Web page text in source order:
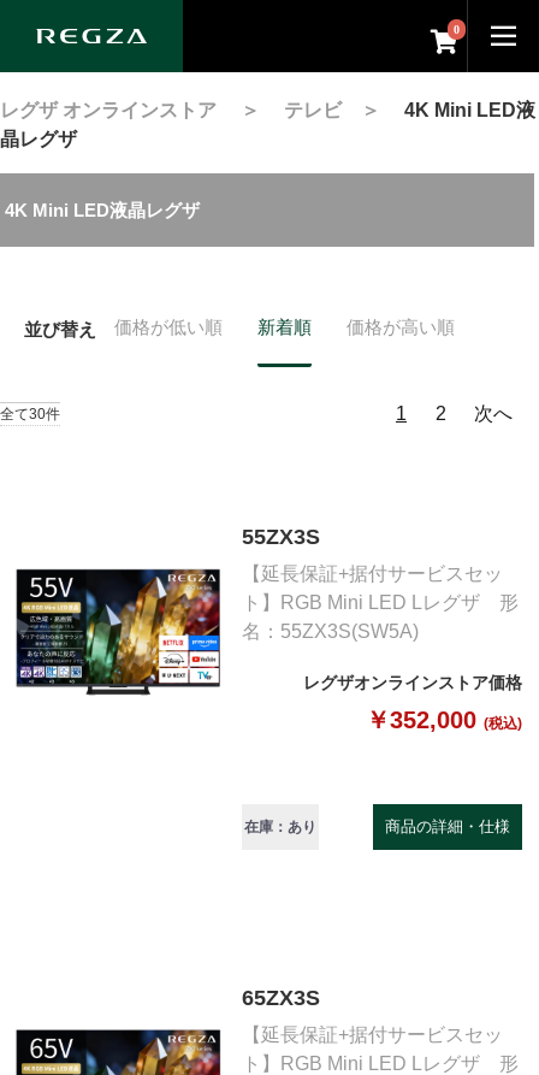
0
レグザ オンラインストア ＞ テレビ＞ 4K Mini LED液
晶レグザ
4K Mini LED液晶レグザ
並び替え 価格が低い順 新着順 価格が高い順
全て30件 1 2 次へ
55ZX3S
【延長保証+据付サービスセッ
ト】RGB Mini LED Lレグザ 形
名：55ZX3S(SW5A)
レグザオンラインストア価格
￥352,000 (税込)
在庫：あり 商品の詳細・仕様
65ZX3S
【延長保証+据付サービスセッ
ト】RGB Mini LED Lレグザ 形